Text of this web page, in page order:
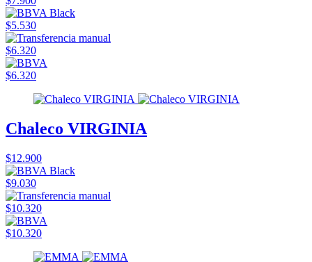
$5.530
$6.320
$6.320
Chaleco VIRGINIA
$12.900
$9.030
$10.320
$10.320